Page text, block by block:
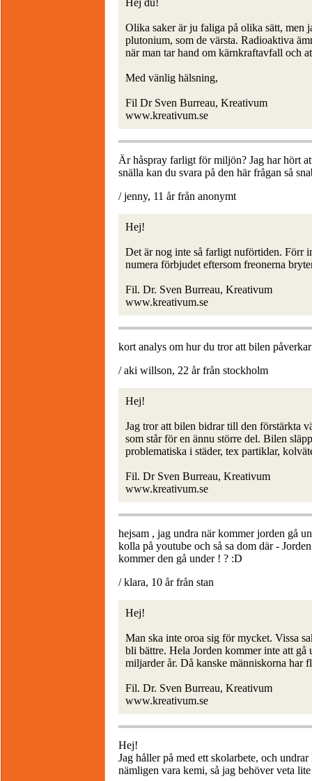
Hej du!
Olika saker är ju faliga på olika sätt, men
plutonium, som de värsta. Radioaktiva
när man tar hand om kärnkraftavfall och
Med vänlig hälsning,
Fil Dr Sven Burreau, Kreativum
www.kreativum.se
Är håspray farligt för miljön? Jag har hört
snälla kan du svara på den här frågan så
/ jenny, 11 år från anonymt
Hej!
Det är nog inte så farligt nuförtiden. Förr
numera förbjudet eftersom freonerna
Fil. Dr. Sven Burreau, Kreativum
www.kreativum.se
kort analys om hur du tror att bilen
/ aki willson, 22 år från stockholm
Hej!
Jag tror att bilen bidrar till den förstärkta
som står för en ännu större del. Bilen
problematiska i städer, tex partiklar,
Fil. Dr Sven Burreau, Kreativum
www.kreativum.se
hejsam , jag undra när kommer jorden gå
kolla på youtube och så sa dom där -
kommer den gå under ! ? :D
/ klara, 10 år från stan
Hej!
Man ska inte oroa sig för mycket. Vissa
bli bättre. Hela Jorden kommer inte att gå
miljarder år. Då kanske människorna har
Fil. Dr. Sven Burreau, Kreativum
www.kreativum.se
Hej!
Jag håller på med ett skolarbete, och
nämligen vara kemi, så jag behöver veta